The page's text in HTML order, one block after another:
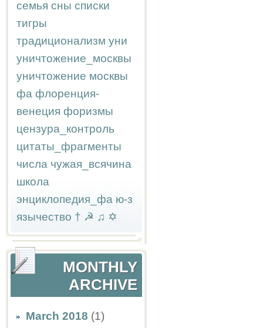
семья сны списки
тигры
традиционализм уни
уничтожение_москвы
уничтожение москвы
фа флоренция-
венеция форизмы
цензура_контроль
цитаты_фрагменты
числа чужая_всячина
школа
энциклопедия_фа ю-з
язычество † ☭ ♫ ✡
MONTHLY
ARCHIVE
March 2018 (1)